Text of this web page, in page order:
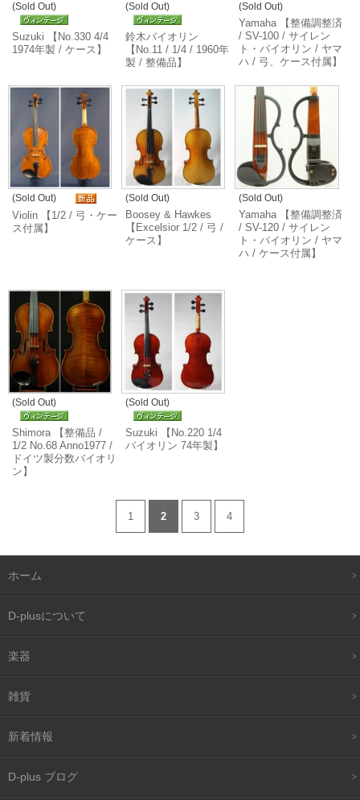
(Sold Out)
Suzuki 【No.330 4/4
1974年製 / ケース】
(Sold Out)
鈴木バイオリン
【No.11 / 1/4 / 1960年
製 / 整備品】
(Sold Out)
Yamaha 【整備調整済
/ SV-100 / サイレン
ト・バイオリン / ヤマ
ハ / 弓、ケース付属】
(Sold Out)
Violin 【1/2 / 弓・ケー
ス付属】
(Sold Out)
Boosey & Hawkes
【Excelsior 1/2 / 弓 /
ケース】
(Sold Out)
Yamaha 【整備調整済
/ SV-120 / サイレン
ト・バイオリン / ヤマ
ハ / ケース付属】
(Sold Out)
Shimora 【整備品 /
1/2 No.68 Anno1977 /
ドイツ製分数バイオリ
ン】
(Sold Out)
Suzuki 【No.220 1/4
バイオリン 74年製】
1 2 3 4
ホーム
D-plusについて
楽器
雑貨
新着情報
D-plus ブログ